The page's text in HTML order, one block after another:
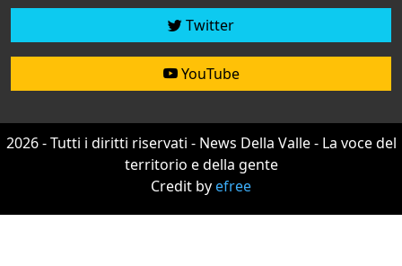
Twitter
YouTube
2026 - Tutti i diritti riservati - News Della Valle - La voce del
territorio e della gente
Credit byefree